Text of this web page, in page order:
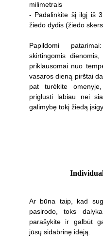
milimetrais
- Padalinkite šį ilgį iš
žiedo dydis (žiedo
Papildomi
skirtingomis
priklausomai nuo
vasaros dieną pirštai
pat turėkite
priglusti labiau nei
galimybę tokį žiedą
Ar būna taip, kad
pasirodo, toks
parašykite ir galbūt
jūsų sidabrinę idėją.